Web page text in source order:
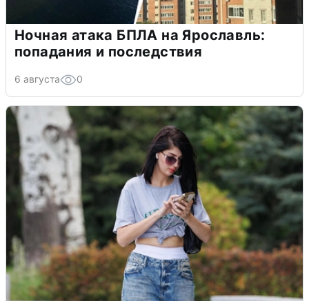
Ночная атака БПЛА на Ярославль:
попадания и последствия
6 августа 0